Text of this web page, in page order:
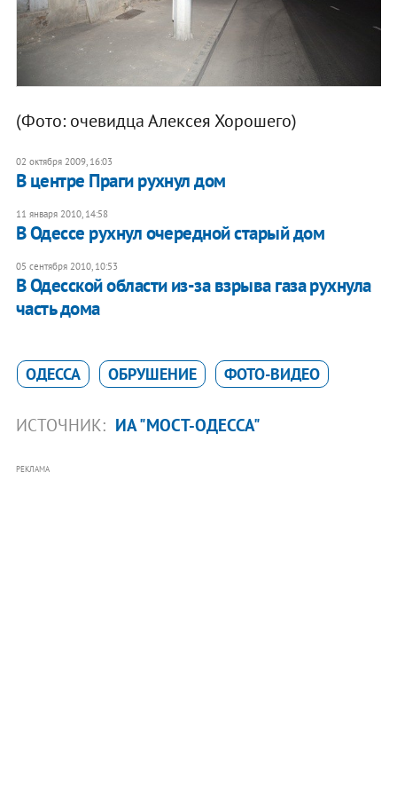
(Фото: очевидца Алексея Хорошего)
02 октября 2009, 16:03
В центре Праги рухнул дом
11 января 2010, 14:58
В Одессе рухнул очередной старый дом
05 сентября 2010, 10:53
В Одесской области из-за взрыва газа рухнула
часть дома
ОДЕССА ОБРУШЕНИЕ ФОТО-ВИДЕО
ИСТОЧНИК: ИА "МОСТ-ОДЕССА"
РЕКЛАМА